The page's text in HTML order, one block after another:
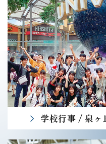
学校行事 / 泉